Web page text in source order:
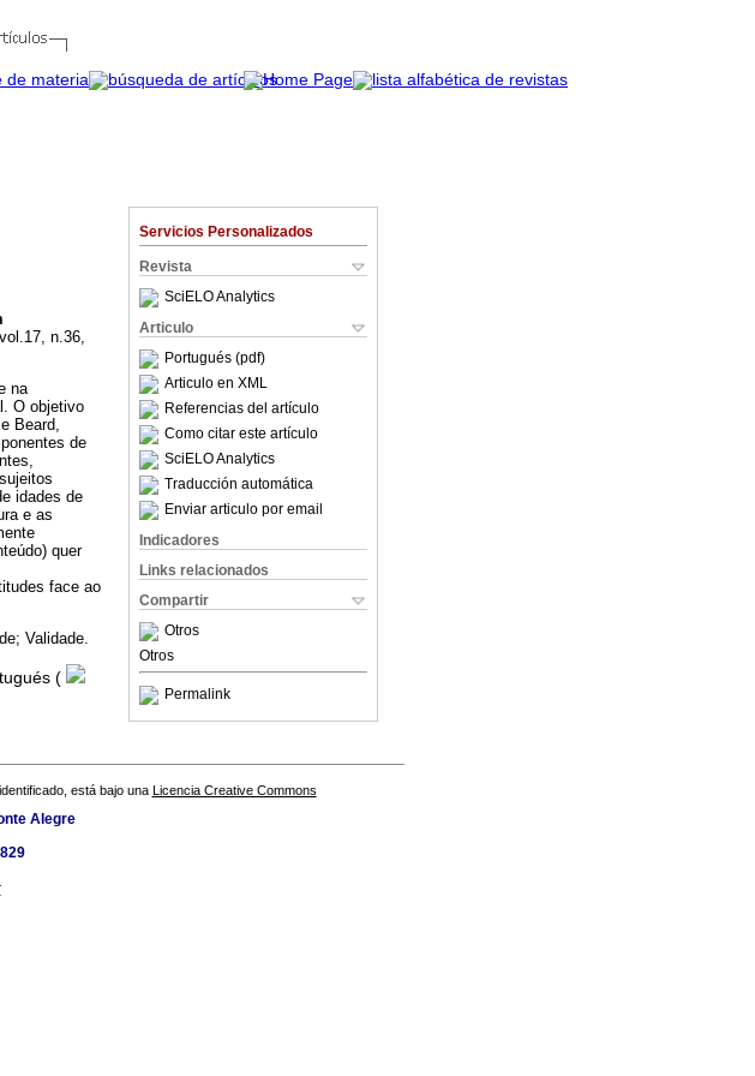
Servicios Personalizados
Revista
SciELO Analytics
Articulo
Portugués (pdf)
Articulo en XML
Referencias del artículo
Como citar este artículo
SciELO Analytics
Traducción automática
Enviar articulo por email
Indicadores
Links relacionados
Compartir
Otros
Otros
Permalink
n.36,
na
O objetivo
Beard,
de
idades de
e as
quer
face ao
Validade.
(
está bajo una Licencia Creative Commons
Alegre